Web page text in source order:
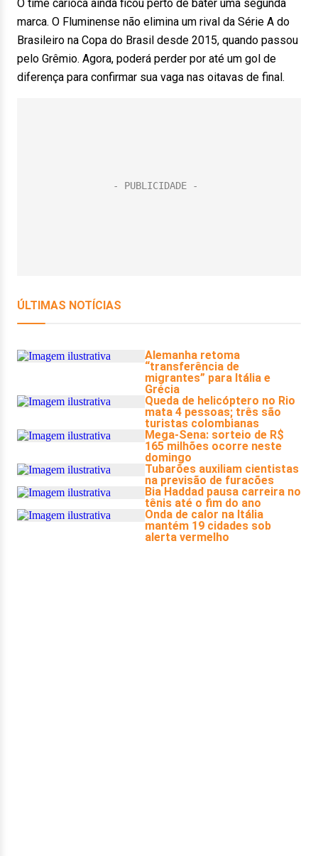
O time carioca ainda ficou perto de bater uma segunda
marca. O Fluminense não elimina um rival da Série A do
Brasileiro na Copa do Brasil desde 2015, quando passou
pelo Grêmio. Agora, poderá perder por até um gol de
diferença para confirmar sua vaga nas oitavas de final.